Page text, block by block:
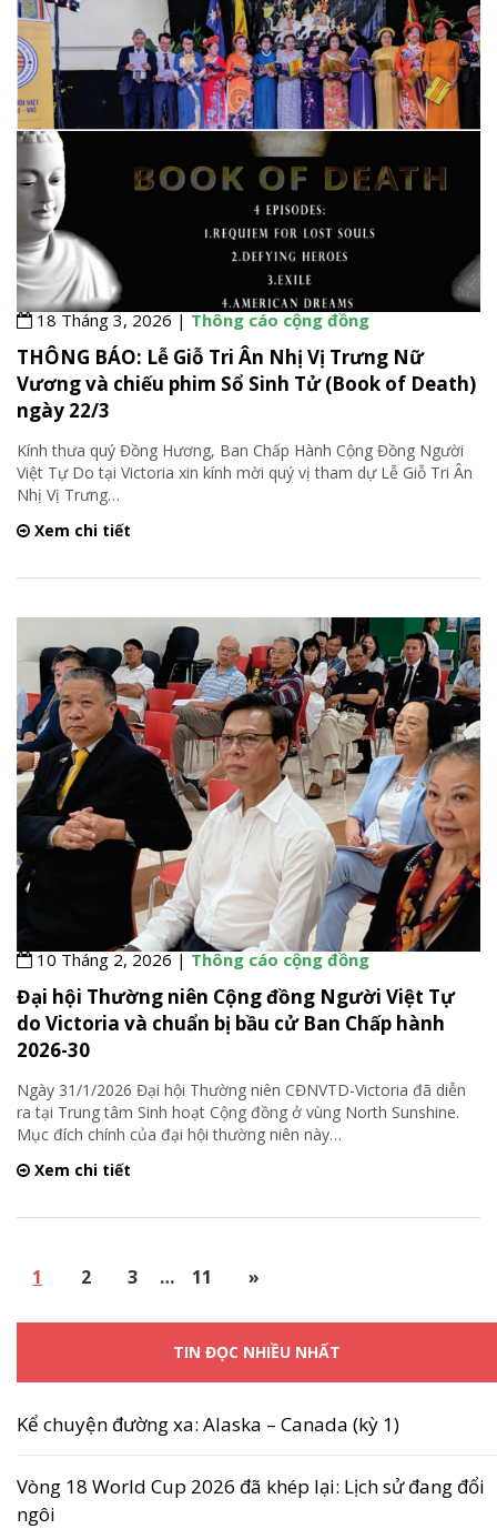
18 Tháng 3, 2026 |Thông cáo cộng đồng
THÔNG BÁO: Lễ Giỗ Tri Ân Nhị Vị Trưng Nữ
Vương và chiếu phim Sổ Sinh Tử (Book of Death)
ngày 22/3
Kính thưa quý Đồng Hương, Ban Chấp Hành Cộng Đồng Người
Việt Tự Do tại Victoria xin kính mời quý vị tham dự Lễ Giỗ Tri Ân
Nhị Vị Trưng…
Xem chi tiết
10 Tháng 2, 2026 |Thông cáo cộng đồng
Đại hội Thường niên Cộng đồng Người Việt Tự
do Victoria và chuẩn bị bầu cử Ban Chấp hành
2026-30
Ngày 31/1/2026 Đại hội Thường niên CĐNVTD-Victoria đã diễn
ra tại Trung tâm Sinh hoạt Cộng đồng ở vùng North Sunshine.
Mục đích chính của đại hội thường niên này…
Xem chi tiết
1 2 3 … 11 »
TIN ĐỌC NHIỀU NHẤT
Kể chuyện đường xa: Alaska – Canada (kỳ 1)
Vòng 18 World Cup 2026 đã khép lại: Lịch sử đang đổi
ngôi